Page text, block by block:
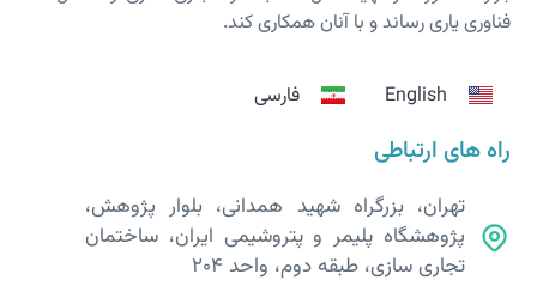
فناوری یاری رساند و با آنان همکاری کند.
English فارسی
راه های ارتباطی
تهران، بزرگراه شهید همدانی، بلوار پژوهش،
پژوهشگاه پلیمر و پتروشیمی ایران، ساختمان
تجاری سازی، طبقه دوم، واحد 204